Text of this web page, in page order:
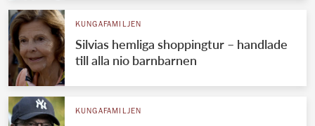
KUNGAFAMILJEN
Silvias hemliga shoppingtur – handlade
till alla nio barnbarnen
KUNGAFAMILJEN